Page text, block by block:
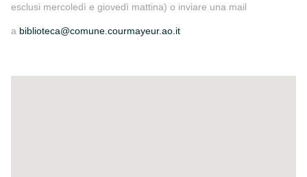
esclusi mercoledì e giovedì mattina) o inviare una mail
a biblioteca@comune.courmayeur.ao.it